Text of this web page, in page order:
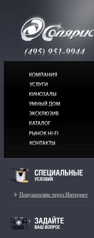
Покупателям через Интернет